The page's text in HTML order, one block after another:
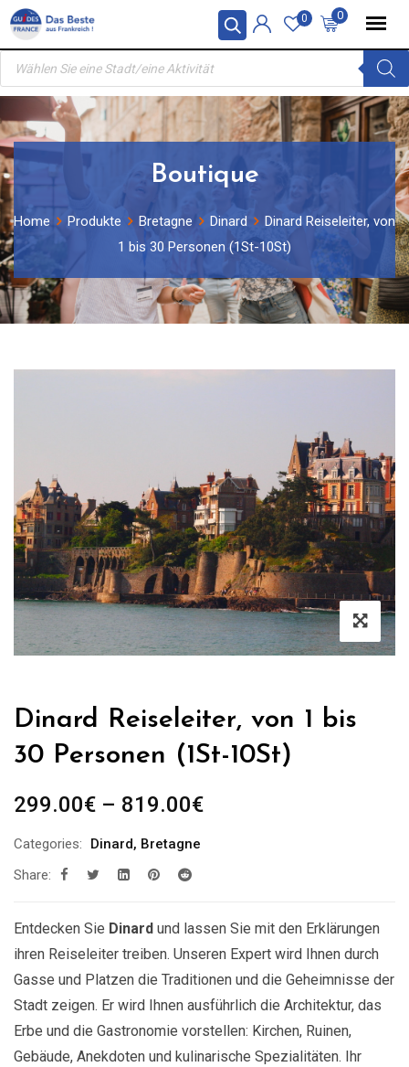
Skip
content
0
0
Products
search
Boutique
Home Produkte Bretagne Dinard
Dinard Reiseleiter, von
1 bis 30 Personen (1St-10St)
Dinard Reiseleiter, von 1 bis
30 Personen (1St-10St)
299.00€ – 819.00€Preisspanne:
Categories: Dinard, Bretagne
Share:
Entdecken Sie Dinard und lassen Sie mit den Erklärungen
ihren Reiseleiter treiben. Unseren Expert wird Ihnen durch
Gasse und Platzen die Traditionen und die Geheimnisse der
Stadt zeigen. Er wird Ihnen ausführlich die Architektur, das
Erbe und die Gastronomie vorstellen: Kirchen, Ruinen,
Gebäude, Anekdoten und kulinarische Spezialitäten. Ihr